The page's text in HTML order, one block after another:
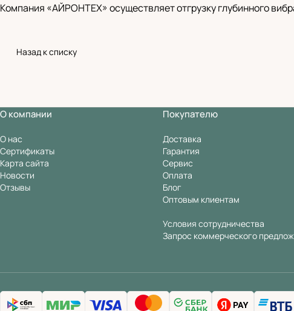
Компания «АЙРОНТЕХ» осуществляет отгрузку глубинного
Назад к списку
О компании
О нас
Сертификаты
Карта сайта
Новости
Отзывы
Покупателю
Доставка
Гарантия
Сервис
Оплата
Блог
Оптовым клиентам
Условия сотрудничества
Запрос коммерческого